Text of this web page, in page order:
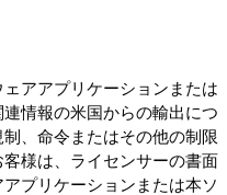
アアプリケーションまたは
情報の米国からの輸出につ
、命令またはその他の制限
様は、ライセンサーの書面
プリケーションまたは本ソ